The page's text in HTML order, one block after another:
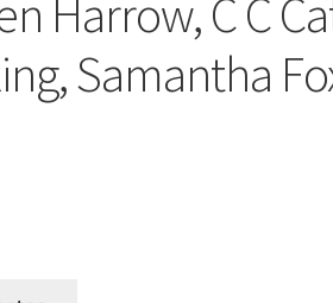
Harrow, C C
Samantha